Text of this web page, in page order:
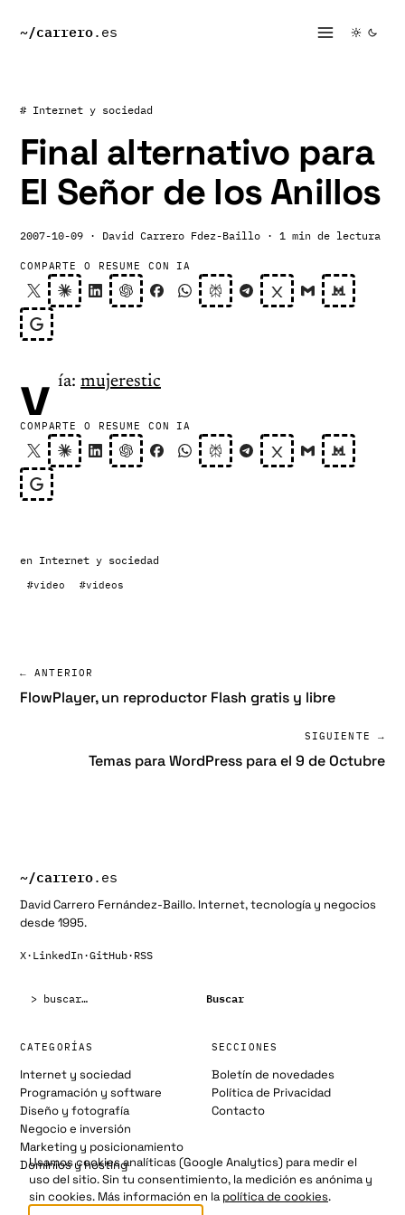
~/carrero.es
# Internet y sociedad
Final alternativo para
El Señor de los Anillos
2007-10-09 · David Carrero Fdez-Baillo · 1 min de lectura
COMPARTE O RESUME CON IA
v ía: mujerestic
COMPARTE O RESUME CON IA
en Internet y sociedad
#video #videos
← ANTERIOR
FlowPlayer, un reproductor Flash gratis y libre
SIGUIENTE →
Temas para WordPress para el 9 de Octubre
~/carrero.es
David Carrero Fernández-Baillo. Internet, tecnología y negocios
desde 1995.
X· LinkedIn·GitHub· RSS
Buscar
CATEGORÍAS
Internet y sociedad
Programación y software
Diseño y fotografía
Negocio e inversión
Marketing y posicionamiento
Dominios y hosting
SECCIONES
Boletín de novedades
Política de Privacidad
Contacto
Usamos cookies analíticas (Google Analytics) para medir el
uso del sitio. Sin tu consentimiento, la medición es anónima y
sin cookies. Más información en lapolítica de cookies.